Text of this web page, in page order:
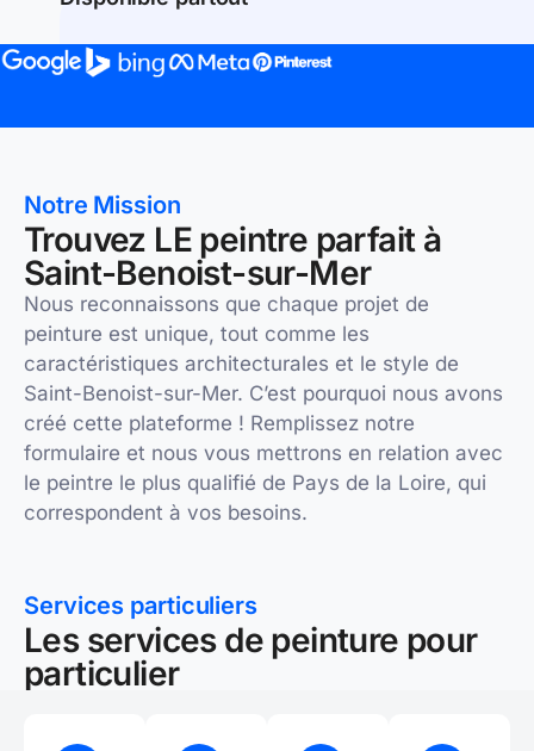
Notre Mission
Trouvez LE peintre parfait à
Saint-Benoist-sur-Mer
Nous reconnaissons que chaque projet de
peinture est unique, tout comme les
caractéristiques architecturales et le style de
Saint-Benoist-sur-Mer. C’est pourquoi nous avons
créé cette plateforme ! Remplissez notre
formulaire et nous vous mettrons en relation avec
le peintre le plus qualifié de Pays de la Loire, qui
correspondent à vos besoins.
Services particuliers
Les services de peinture pour
particulier